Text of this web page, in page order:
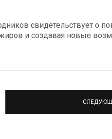
свидетельствует о
и создавая новые